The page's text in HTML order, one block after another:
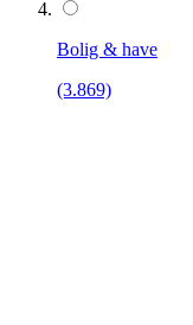
Bolig & have
(3.869)